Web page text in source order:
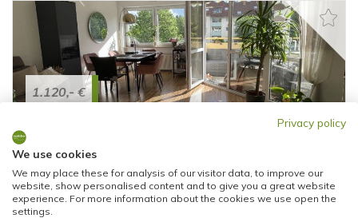
1.120,- €
HELLE 4-ZIMMER-WOHNUNG mit TOLLEM
SCHNITT
Etagenwohnung
Privacy policy
We use cookies
We may place these for analysis of our visitor data, to improve our
website, show personalised content and to give you a great website
experience. For more information about the cookies we use open the
settings.